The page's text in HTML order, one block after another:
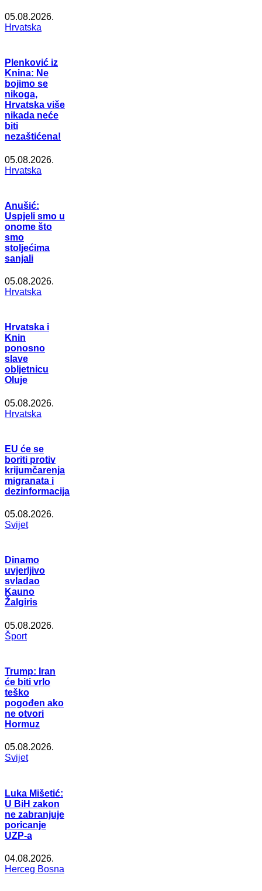
05.08.2026.
Hrvatska
Plenković iz
Knina: Ne
bojimo se
nikoga,
Hrvatska više
nikada neće
biti
nezaštićena!
05.08.2026.
Hrvatska
Anušić:
Uspjeli smo u
onome što
smo
stoljećima
sanjali
05.08.2026.
Hrvatska
Hrvatska i
Knin
ponosno
slave
obljetnicu
Oluje
05.08.2026.
Hrvatska
EU će se
boriti protiv
krijumčarenja
migranata i
dezinformacija
05.08.2026.
Svijet
Dinamo
uvjerljivo
svladao
Kauno
Žalgiris
05.08.2026.
Šport
Trump: Iran
će biti vrlo
teško
pogođen ako
ne otvori
Hormuz
05.08.2026.
Svijet
Luka Mišetić:
U BiH zakon
ne zabranjuje
poricanje
UZP-a
04.08.2026.
Herceg Bosna